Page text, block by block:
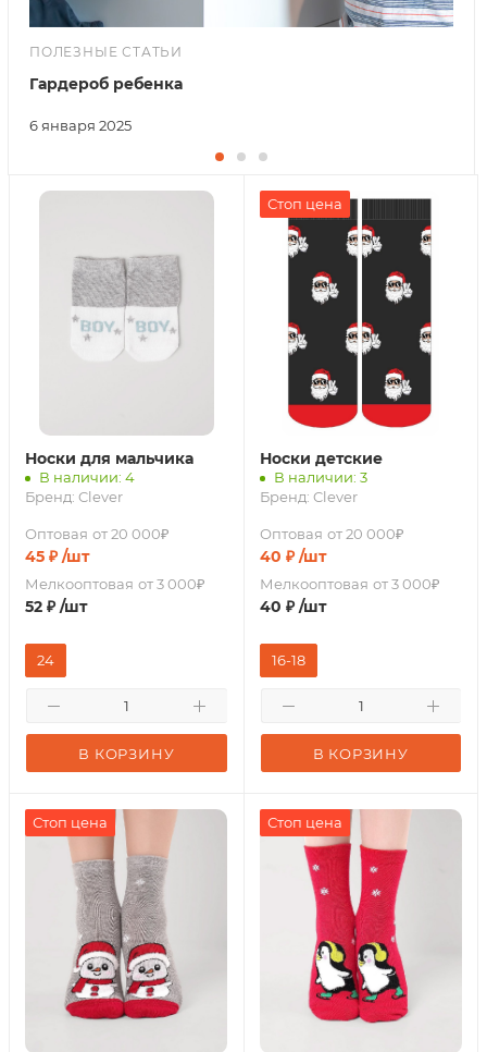
ПОЛЕЗНЫЕ СТАТЬИ
6 января 2025
Гардероб ребенка
Носки для мальчика
В наличии: 4
Бренд: Clever
Оптовая от 20 000₽
45 ₽ /шт
Мелкооптовая от 3 000₽
52 ₽ /шт
В КОРЗИНУ
24
Стоп цена
Носки детские
В наличии: 3
Бренд: Clever
Оптовая от 20 000₽
40 ₽ /шт
Мелкооптовая от 3 000₽
40 ₽ /шт
В КОРЗИНУ
16-18
Стоп цена Стоп цена